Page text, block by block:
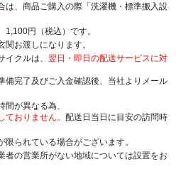
は、商品ご購入の際「洗濯機・標準搬入設
1,100円（税込）です。
お渡しになります。
クルは、 翌日・即日の配送サービスに対
備完了及びご入金確認後、当社よりメール
が異なる為、
おりません。 配送日当日に目安の訪問時
られている場合がございます。
者の営業所がない地域については設置をお